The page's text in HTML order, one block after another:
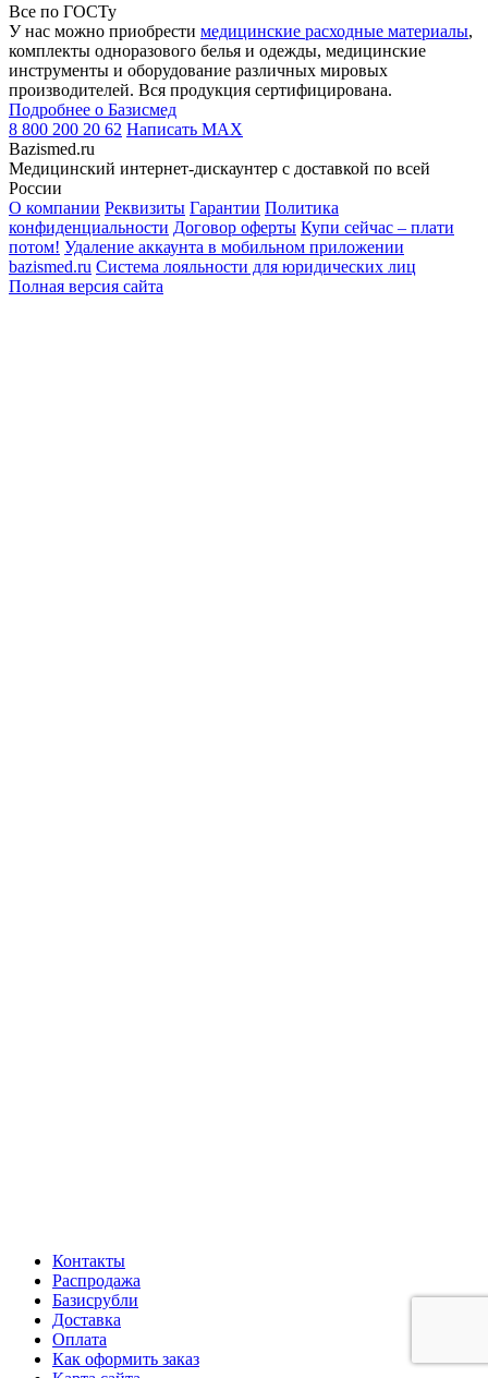
Все по ГОСТу
У нас можно приобрести медицинские расходные материалы,
комплекты одноразового белья и одежды, медицинские
инструменты и оборудование различных мировых
производителей. Вся продукция сертифицирована.
Подробнее о Базисмед
8 800 200 20 62 Написать MAX
Bazismed.ru
Медицинский интернет-дискаунтер с доставкой по всей
России
О компании Реквизиты Гарантии Политика
конфиденциальности Договор оферты Купи сейчас – плати
потом! Удаление аккаунта в мобильном приложении
bazismed.ru Система лояльности для юридических лиц
Полная версия сайта
Контакты
Распродажа
Базисрубли
Доставка
Оплата
Как оформить заказ